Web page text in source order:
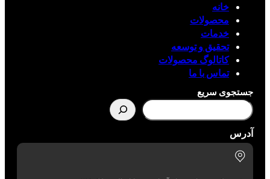
خانه
محصولات
خدمات
تحقیق و توسعه
کاتالوگ محصولات
تماس با ما
جستجوی سریع
آدرس